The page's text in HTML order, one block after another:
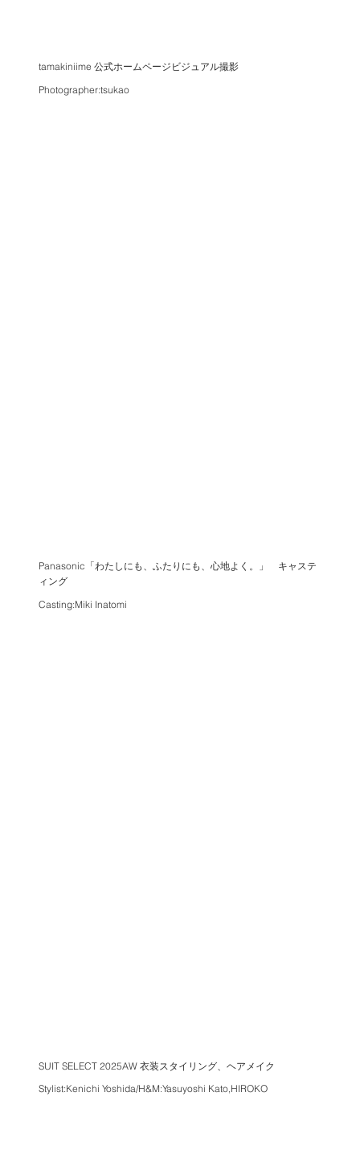
tamakiniime 公式ホームページビジュアル撮影
Photographer:tsukao
Panasonic「わたしにも、ふたりにも、心地よく。」 キャステ
ィング
Casting:Miki Inatomi
SUIT SELECT 2025AW 衣装スタイリング、ヘアメイク
Stylist:Kenichi Yoshida/H&M:Yasuyoshi Kato,HIROKO